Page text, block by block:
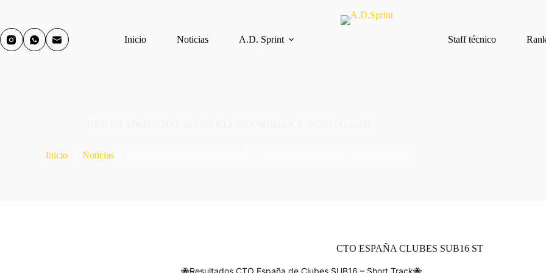
Inicio Noticias A.D. Sprint Staff técnico
Inicio Noticias
CTO ESPAÑA CLUBES SUB16 ST
🐝Resultados CTO España de Clubes SUB16 – Short Track🐝